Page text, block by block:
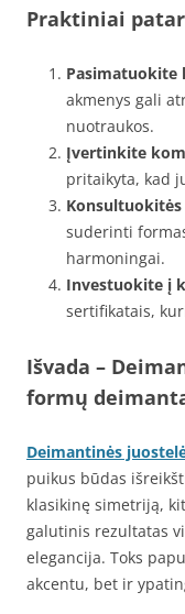
Praktiniai
Pasimatuokite
akmenys gali
nuotraukos.
Įvertinkite
pritaikyta, kad
suderinti
harmoningai.
Investuokite į
sertifikatais,
Išvada –
formų
Deimantinės
puikus būdas
klasikinę simetriją,
galutinis rezultatas
elegancija. Toks
akcentu, bet ir